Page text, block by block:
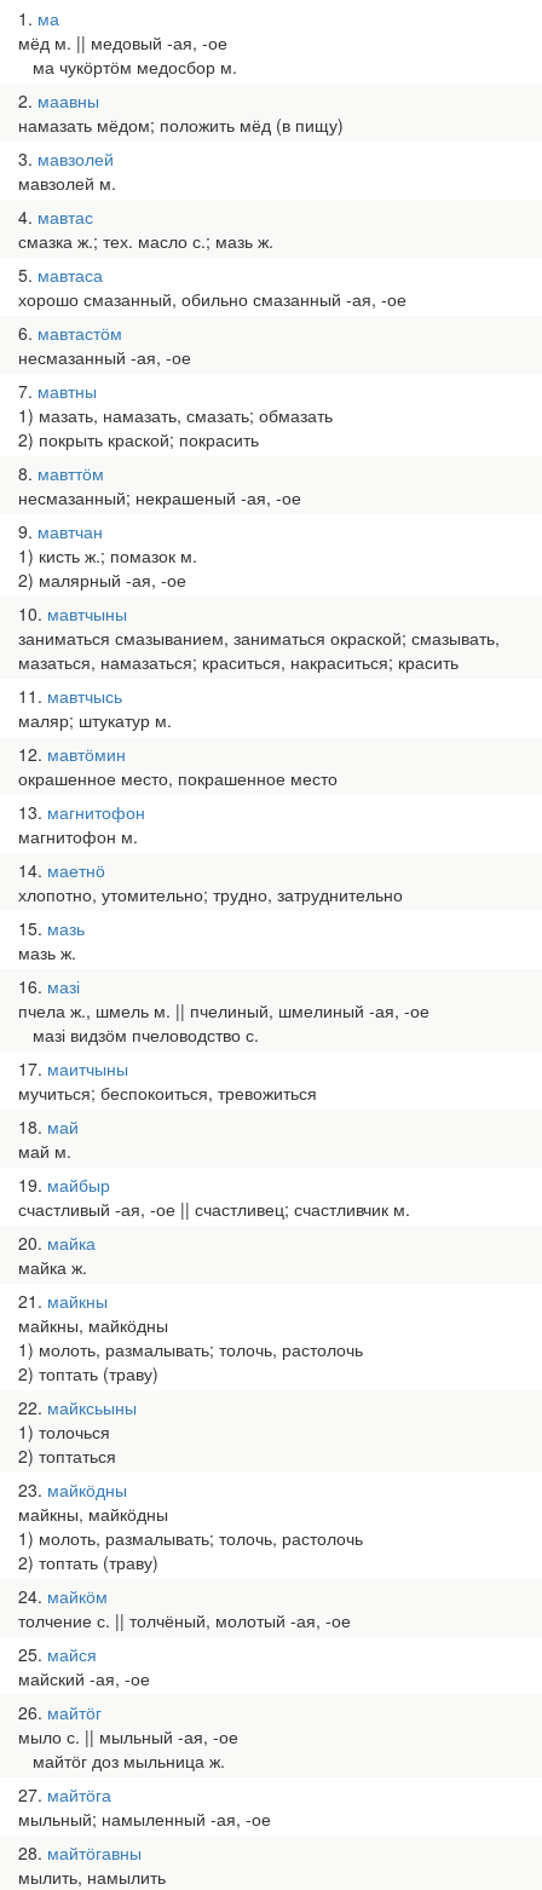
1 ма
мёд м. || медовый -ая, -ое
ма чукӧртӧм медосбор м.
2 маавны
намазать мёдом; положить мёд (в пищу)
3 мавзолей
мавзолей м.
4 мавтас
смазка ж.; тех. масло с.; мазь ж.
5 мавтаса
хорошо смазанный, обильно смазанный -ая, -ое
6 мавтастӧм
несмазанный -ая, -ое
7 мавтны
1) мазать, намазать, смазать; обмазать
2) покрыть краской; покрасить
8 мавттӧм
несмазанный; некрашеный -ая, -ое
9 мавтчан
1) кисть ж.; помазок м.
2) малярный -ая, -ое
10 мавтчыны
заниматься смазыванием, заниматься окраской; смазывать,
мазаться, намазаться; краситься, накраситься; красить
11 мавтчысь
маляр; штукатур м.
12 мавтӧмин
окрашенное место, покрашенное место
13 магнитофон
магнитофон м.
14 маетнӧ
хлопотно, утомительно; трудно, затруднительно
15 мазь
мазь ж.
16 мазі
пчела ж., шмель м. || пчелиный, шмелиный -ая, -ое
мазі видзӧм пчеловодство с.
17 маитчыны
мучиться; беспокоиться, тревожиться
18 май
май м.
19 майбыр
счастливый -ая, -ое || счастливец; счастливчик м.
20 майка
майка ж.
21 майкны
майкны, майкӧдны
1) молоть, размалывать; толочь, растолочь
2) топтать (траву)
22 майксьыны
1) толочься
2) топтаться
23 майкӧдны
майкны, майкӧдны
1) молоть, размалывать; толочь, растолочь
2) топтать (траву)
24 майкӧм
толчение с. || толчёный, молотый -ая, -ое
25 майся
майский -ая, -ое
26 майтӧг
мыло с. || мыльный -ая, -ое
майтӧг доз мыльница ж.
27 майтӧга
мыльный; намыленный -ая, -ое
28 майтӧгавны
мылить, намылить